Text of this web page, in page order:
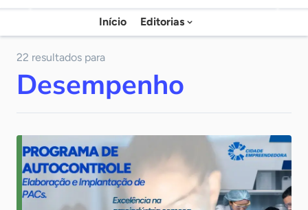
Agência
Sebrae
Notícias
Início Editorias
chave
22 resultados para
Desempenho